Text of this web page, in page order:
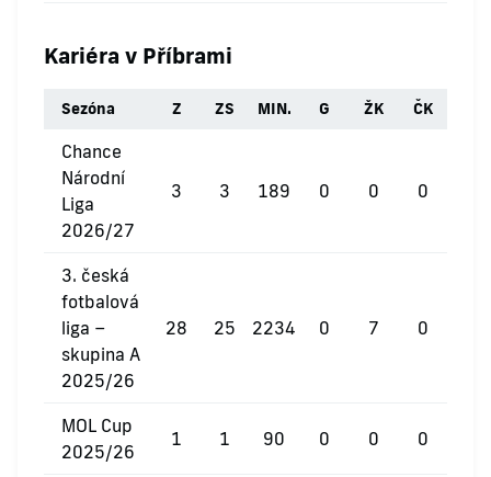
Kariéra v Příbrami
Sezóna Z ZS MIN. G ŽK ČK
Chance
Národní
Liga
2026/27
3 3 189 0 0 0
3. česká
fotbalová
liga –
skupina A
2025/26
28 25 2234 0 7 0
MOL Cup
2025/26
1 1 90 0 0 0